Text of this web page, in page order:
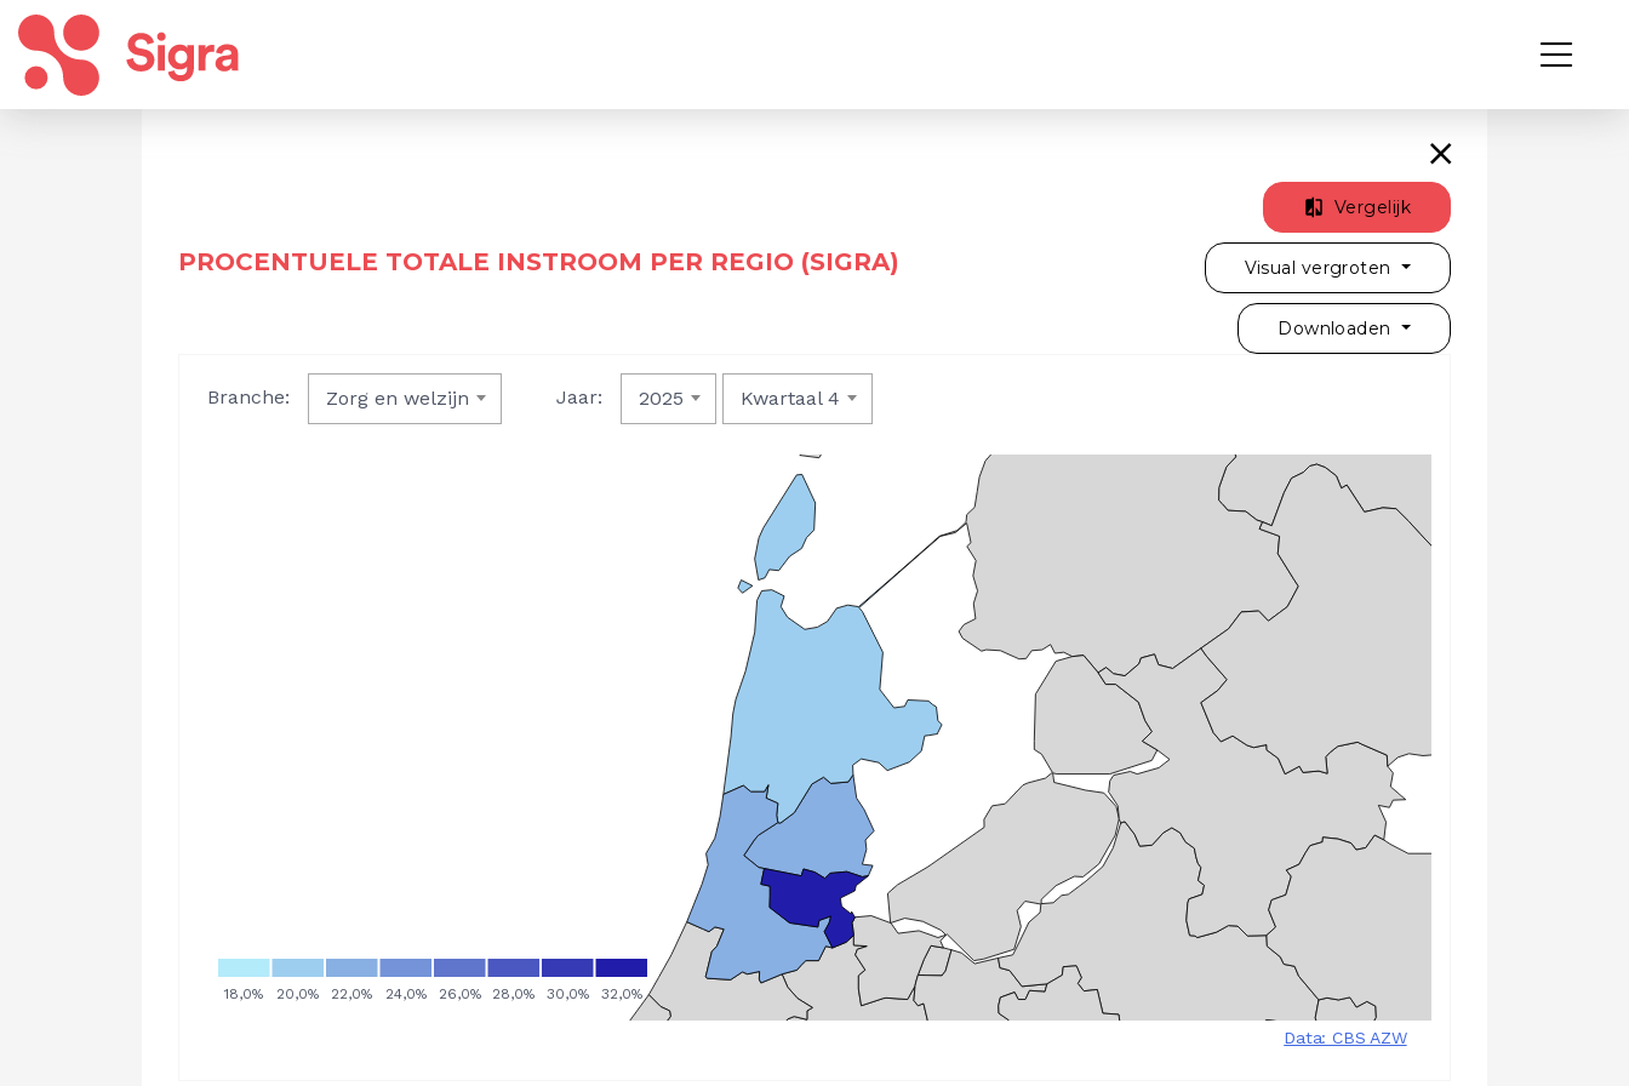
Vergelijk
Visual vergroten
Downloaden
PROCENTUELE TOTALE INSTROOM PER REGIO (SIGRA)